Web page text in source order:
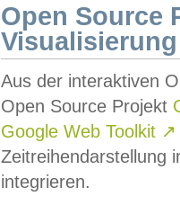
Open Source
Visualisierung
Aus der interaktiven
Open Source Projekt
Google Web Toolkit ↗
Zeitreihendarstellung
integrieren.